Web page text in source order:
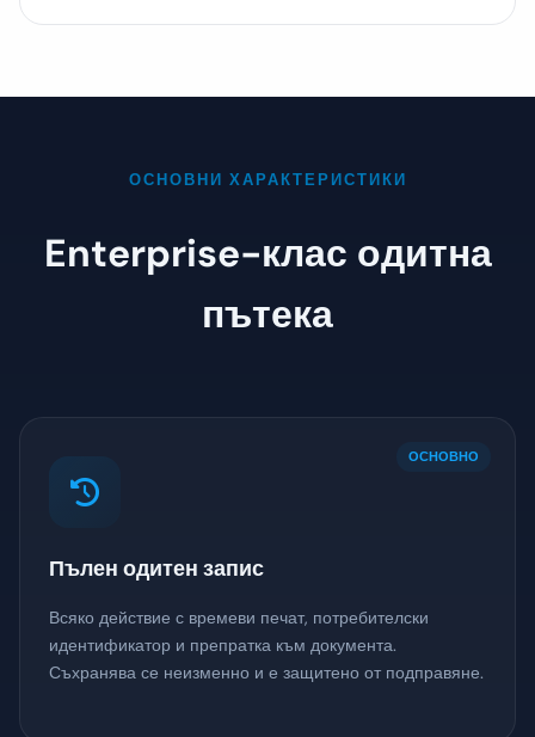
ОСНОВНИ ХАРАКТЕРИСТИКИ
Enterprise-клас одитна
пътека
ОСНОВНО
Пълен одитен запис
Всяко действие с времеви печат, потребителски
идентификатор и препратка към документа.
Съхранява се неизменно и е защитено от подправяне.